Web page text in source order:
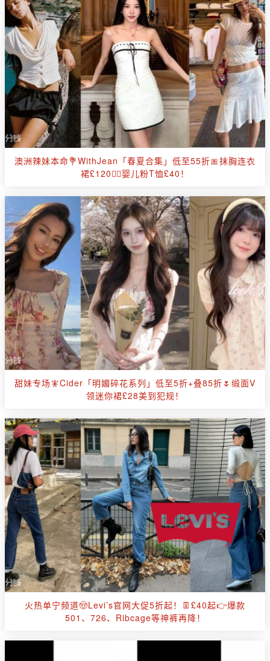
澳洲辣妹本命💐WithJean「春夏合集」低至55折🎀抹胸连衣
裙£120👉🏻婴儿粉T恤£40！
甜妹专场🧚Cider「明媚碎花系列」低至5折+叠85折🌷缎面V
领迷你裙£28美到犯规！
火热单宁频道🤠Levi’s官网大促5折起！👖£40起👉爆款
501、726、Ribcage等神裤再降！